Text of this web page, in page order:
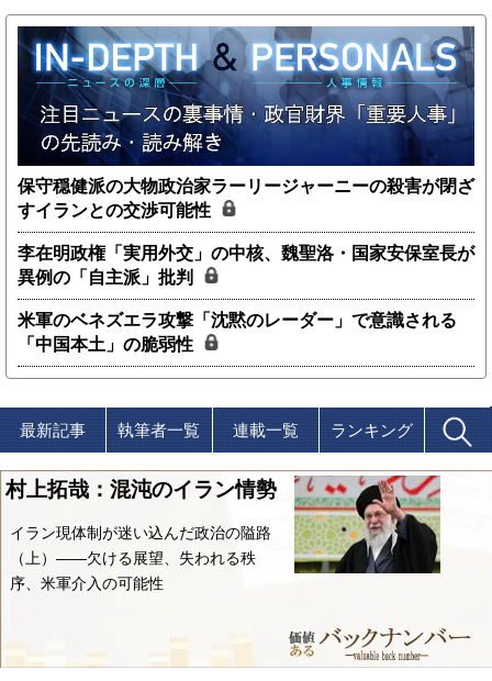
保守穏健派の大物政治家ラーリージャーニーの殺害が閉ざ
すイランとの交渉可能性
李在明政権「実用外交」の中核、魏聖洛・国家安保室長が
異例の「自主派」批判
米軍のベネズエラ攻撃「沈黙のレーダー」で意識される
「中国本土」の脆弱性
最新記事 執筆者一覧 連載一覧 ランキング
村上拓哉：混沌のイラン情勢
イラン現体制が迷い込んだ政治の隘路
（上）――欠ける展望、失われる秩
序、米軍介入の可能性